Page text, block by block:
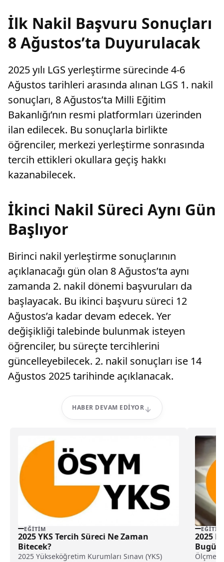
İlk Nakil Başvuru Sonuçları
8 Ağustos’ta Duyurulacak
2025 yılı LGS yerleştirme sürecinde 4-6
Ağustos tarihleri arasında alınan LGS 1. nakil
sonuçları, 8 Ağustos’ta Milli Eğitim
Bakanlığı’nın resmi platformları üzerinden
ilan edilecek. Bu sonuçlarla birlikte
öğrenciler, merkezi yerleştirme sonrasında
tercih ettikleri okullara geçiş hakkı
kazanabilecek.
İkinci Nakil Süreci Aynı Gün
Başlıyor
Birinci nakil yerleştirme sonuçlarının
açıklanacağı gün olan 8 Ağustos’ta aynı
zamanda 2. nakil dönemi başvuruları da
başlayacak. Bu ikinci başvuru süreci 12
Ağustos’a kadar devam edecek. Yer
değişikliği talebinde bulunmak isteyen
öğrenciler, bu süreçte tercihlerini
güncelleyebilecek. 2. nakil sonuçları ise 14
Ağustos 2025 tarihinde açıklanacak.
HABER DEVAM EDIYOR
EĞITIM
2025 YKS Tercih Süreci Ne Zaman
Bitecek?
2025 Yükseköğretim Kurumları Sınavı (YKS)
EĞITIM
2025
Bugün
Ölçme,